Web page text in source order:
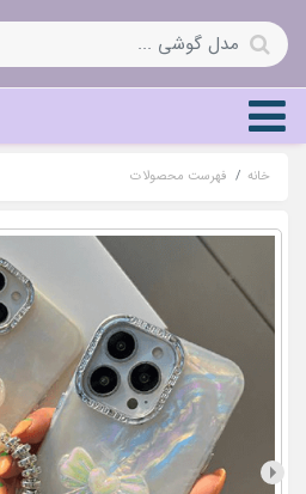
خانه فهرست محصولات